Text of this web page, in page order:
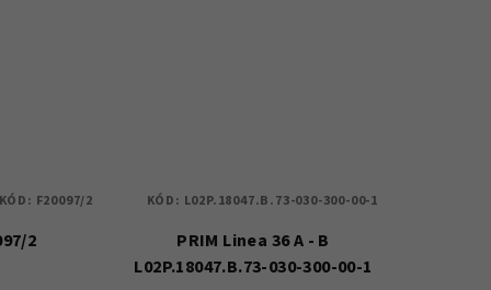
2
KÓD: F20097/2
PRIM Linea 36 A - B
L02P.18047.B.73-030-300-00-1
KÓD: L02P.18047.B.73-030-300-00-1